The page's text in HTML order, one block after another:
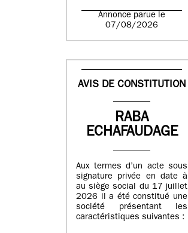
Annonce parue le
07/08/2026
AVIS DE CONSTITUTION
RABA
ECHAFAUDAGE
Aux termes d’un acte sous
signature privée en date à
au siège social du 17 juillet
2026 il a été constitué une
société présentant les
caractéristiques suivantes :